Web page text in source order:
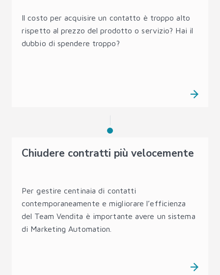
Il costo per acquisire un contatto è troppo alto
rispetto al prezzo del prodotto o servizio? Hai il
dubbio di spendere troppo?
Chiudere contratti più velocemente
Per gestire centinaia di contatti
contemporaneamente e migliorare l’efficienza
del Team Vendita è importante avere un sistema
di Marketing Automation.